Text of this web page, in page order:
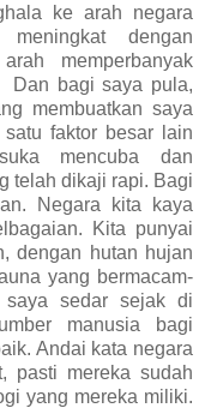
ke arah negara
dengan
memperbanyak
Dan bagi saya pula,
membuatkan saya
faktor besar lain
mencuba dan
telah dikaji rapi. Bagi
Negara kita kaya
Kita punyai
dengan hutan hujan
yang bermacam-
saya sedar sejak di
manusia bagi
Andai kata negara
pasti mereka sudah
yang mereka miliki.